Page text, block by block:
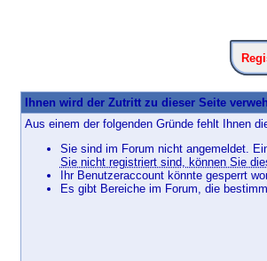
Ihnen wird der Zutritt zu dieser Seite
Aus einem der folgenden Gründe fehlt Ihnen
Sie sind im Forum nicht angemeldet.
Sie nicht registriert sind, können Sie
Ihr Benutzeraccount könnte gesperrt
Es gibt Bereiche im Forum, die